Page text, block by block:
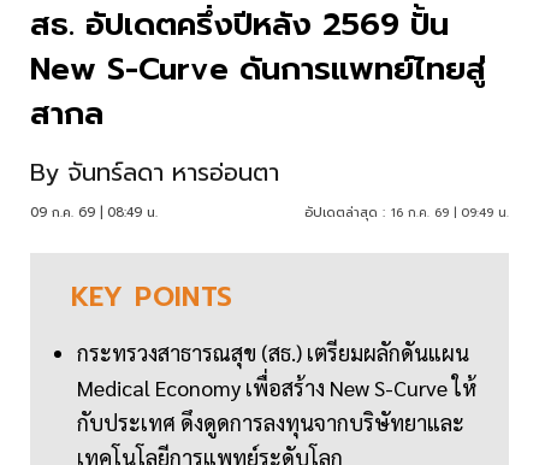
สธ. อัปเดตครึ่งปีหลัง 2569 ปั้น
New S-Curve ดันการแพทย์ไทยสู่
สากล
By จันทร์ลดา หารอ่อนตา
09 ก.ค. 69 | 08:49 น. อัปเดตล่าสุด : 16 ก.ค. 69 | 09:49 น.
KEY POINTS
กระทรวงสาธารณสุข (สธ.) เตรียมผลักดันแผน
Medical Economy เพื่อสร้าง New S-Curve ให้
กับประเทศ ดึงดูดการลงทุนจากบริษัทยาและ
เทคโนโลยีการแพทย์ระดับโลก